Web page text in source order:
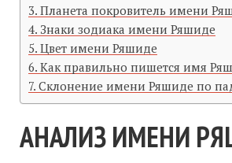
Планета покровитель имени
Знаки зодиака имени Ряшиде
Цвет имени Ряшиде
Как правильно пишется имя
Склонение имени Ряшиде по
АНАЛИЗ ИМЕНИ